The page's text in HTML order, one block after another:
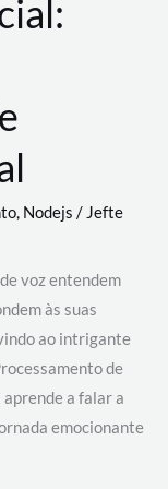
, Nodejs / Jefte
voz entendem
às suas
ao intrigante
de
a falar a
emocionante